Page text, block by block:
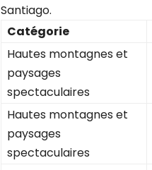
Santiago.
Catégorie
Hautes montagnes et
paysages
spectaculaires
Hautes montagnes et
paysages
spectaculaires